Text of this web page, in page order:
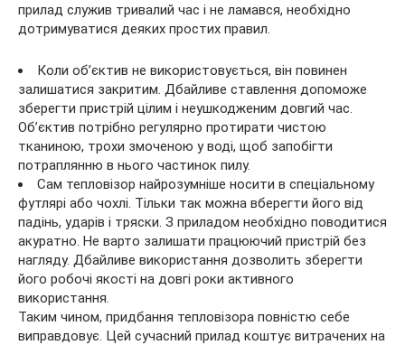
прилад служив тривалий час і не ламався, необхідно
дотримуватися деяких простих правил.
Коли об’єктив не використовується, він повинен
залишатися закритим. Дбайливе ставлення допоможе
зберегти пристрій цілим і неушкодженим довгий час.
Об’єктив потрібно регулярно протирати чистою
тканиною, трохи змоченою у воді, щоб запобігти
потраплянню в нього частинок пилу.
Сам тепловізор найрозумніше носити в спеціальному
футлярі або чохлі. Тільки так можна вберегти його від
падінь, ударів і тряски. З приладом необхідно поводитися
акуратно. Не варто залишати працюючий пристрій без
нагляду. Дбайливе використання дозволить зберегти
його робочі якості на довгі роки активного
використання.
Таким чином, придбання тепловізора повністю себе
виправдовує. Цей сучасний прилад коштує витрачених на